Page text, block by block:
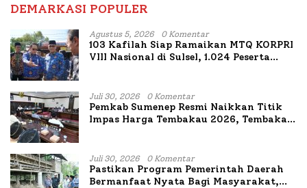
DEMARKASI POPULER
Agustus 5, 2026 0 Komentar
103 Kafilah Siap Ramaikan MTQ KORPRI
VIII Nasional di Sulsel, 1.024 Peserta
Juli 30, 2026 0 Komentar
Pemkab Sumenep Resmi Naikkan Titik
Impas Harga Tembakau 2026, Tembakau
Juli 30, 2026 0 Komentar
Pastikan Program Pemerintah Daerah
Bermanfaat Nyata Bagi Masyarakat,